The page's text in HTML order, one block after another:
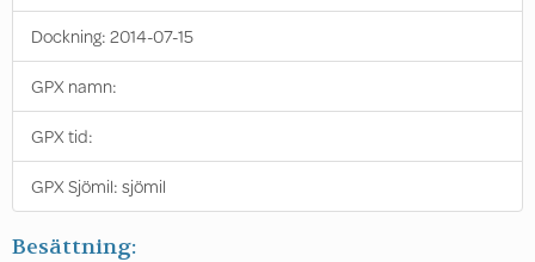
Dockning:2014-07-15
GPX namn:
GPX tid:
GPX Sjömil:sjömil
Besättning: